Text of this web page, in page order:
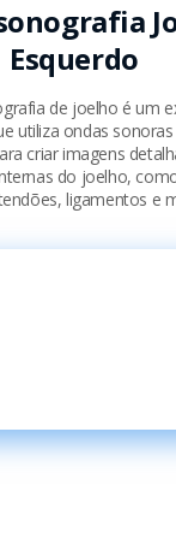
Esquerdo
de joelho é um
utiliza ondas
criar imagens
do joelho,
ligamentos e